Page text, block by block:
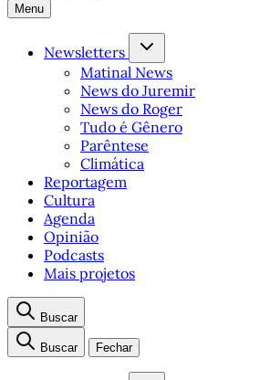
Menu
Newsletters
Matinal News
News do Juremir
News do Roger
Tudo é Gênero
Parêntese
Climática
Reportagem
Cultura
Agenda
Opinião
Podcasts
Mais projetos
Buscar
Buscar Fechar